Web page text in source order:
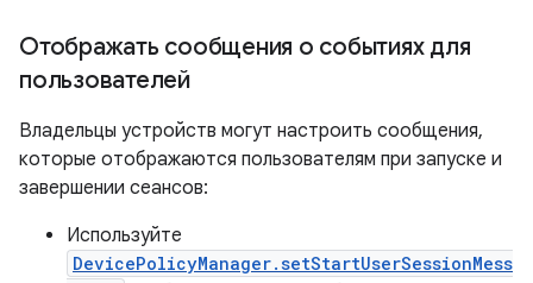
Отображать сообщения о событиях для
пользователей
Владельцы устройств могут настроить сообщения,
которые отображаются пользователям при запуске и
завершении сеансов:
Используйте
DevicePolicyManager.setStartUserSessionMess